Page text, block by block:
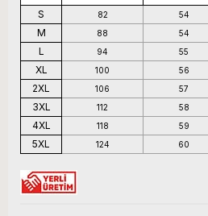
S
82 54
M 88 54
L 94 55
XL 100 56
2XL 106 57
3XL 112 58
4XL 118 59
5XL 124 60